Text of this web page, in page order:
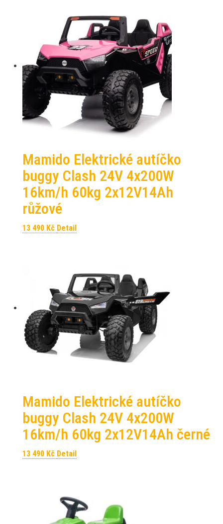
Mamido Elektrické autíčko
buggy Clash 24V 4x200W
16km/h 60kg 2x12V14Ah
růžové
13 490 Kč Detail
Mamido Elektrické autíčko
buggy Clash 24V 4x200W
16km/h 60kg 2x12V14Ah černé
13 490 Kč Detail